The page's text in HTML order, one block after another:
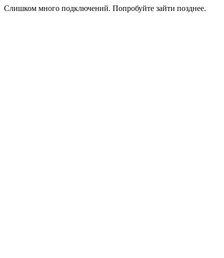
Слишком много подключений. Попробуйте зайти позднее.